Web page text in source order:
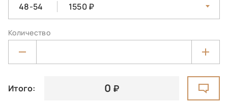
48-54 1550
Количество
Итого: 0